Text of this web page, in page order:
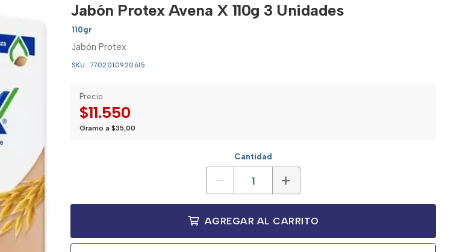
Jabón Protex Avena X 110g 3 Unidades
110gr
Jabón Protex
SKU: 7702010920615
Precio
$11.550
Gramo a $35,00
Cantidad
AGREGAR AL CARRITO